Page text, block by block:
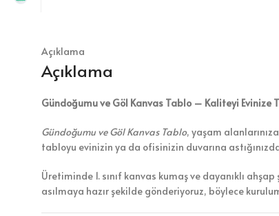
Açıklama
Açıklama
Gündoğumu ve Göl Kanvas Tablo – Kaliteyi Evinize
Gündoğumu ve Göl Kanvas Tablo, yaşam
tabloyu evinizin ya da ofisinizin duvarına
Üretiminde 1. sınıf kanvas kumaş ve dayanıklı
asılmaya hazır şekilde gönderiyoruz, böylece